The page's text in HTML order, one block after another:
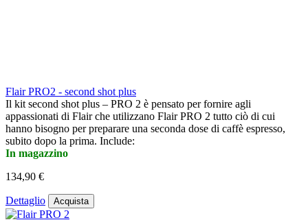
Flair PRO2 - second shot plus
Il kit second shot plus – PRO 2 è pensato per fornire agli
appassionati di Flair che utilizzano Flair PRO 2 tutto ciò di cui
hanno bisogno per preparare una seconda dose di caffè espresso,
subito dopo la prima. Include:
In magazzino
134,90 €
Dettaglio Acquista